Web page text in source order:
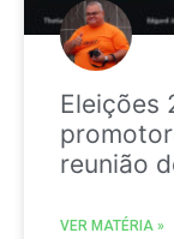
Eleições
reunião
VER MATÉRIA »